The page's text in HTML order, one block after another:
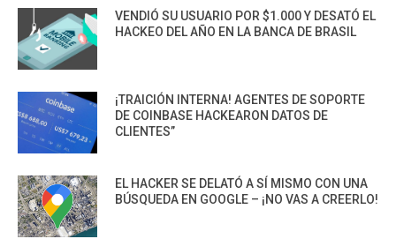
VENDIÓ SU USUARIO POR $1.000 Y DESATÓ EL
HACKEO DEL AÑO EN LA BANCA DE BRASIL
¡TRAICIÓN INTERNA! AGENTES DE SOPORTE
DE COINBASE HACKEARON DATOS DE
CLIENTES”
EL HACKER SE DELATÓ A SÍ MISMO CON UNA
BÚSQUEDA EN GOOGLE – ¡NO VAS A CREERLO!